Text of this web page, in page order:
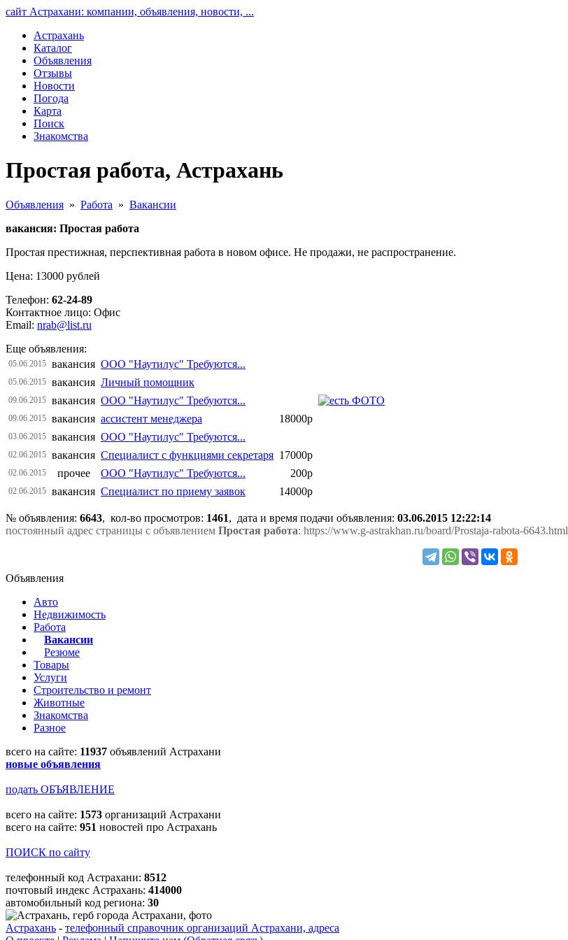
сайт Астрахани: компании, объявления, новости, ...
Астрахань
Каталог
Объявления
Отзывы
Новости
Погода
Карта
Поиск
Знакомства
Простая работа, Астрахань
Объявления » Работа » Вакансии
вакансия: Простая работа
Простая престижная, перспективная работа в новом офисе. Не продажи, не распространение.
Цена: 13000 рублей
Телефон: 62-24-89
Контактное лицо: Офис
Email: nrab@list.ru
Еще объявления:
05.06.2015 вакансия ООО "Наутилус" Требуются...
05.06.2015 вакансия Личный помощник
09.06.2015 вакансия ООО "Наутилус" Требуются...
09.06.2015 вакансия ассистент менеджера 18000р
03.06.2015 вакансия ООО "Наутилус" Требуются...
02.06.2015 вакансия Специалист с функциями секретаря 17000р
02.06.2015 прочее ООО "Наутилус" Требуются... 200р
02.06.2015 вакансия Специалист по приему заявок 14000р
№ объявления: 6643, кол-во просмотров: 1461, дата и время подачи объявления: 03.06.2015 12:22:14
постоянный адрес страницы с объявлением Простая работа: https://www.g-astrakhan.ru/board/Prostaja-rabota-6643.html
Объявления
Авто
Недвижимость
Работа
Вакансии
Резюме
Товары
Услуги
Строительство и ремонт
Животные
Знакомства
Разное
всего на сайте: 11937 объявлений Астрахани
новые объявления
подать ОБЪЯВЛЕНИЕ
всего на сайте: 1573 организаций Астрахани
всего на сайте: 951 новостей про Астрахань
ПОИСК по сайту
телефонный код Астрахани: 8512
почтовый индекс Астрахань: 414000
автомобильный код региона: 30
Астрахань - телефонный справочник организаций Астрахани, адреса